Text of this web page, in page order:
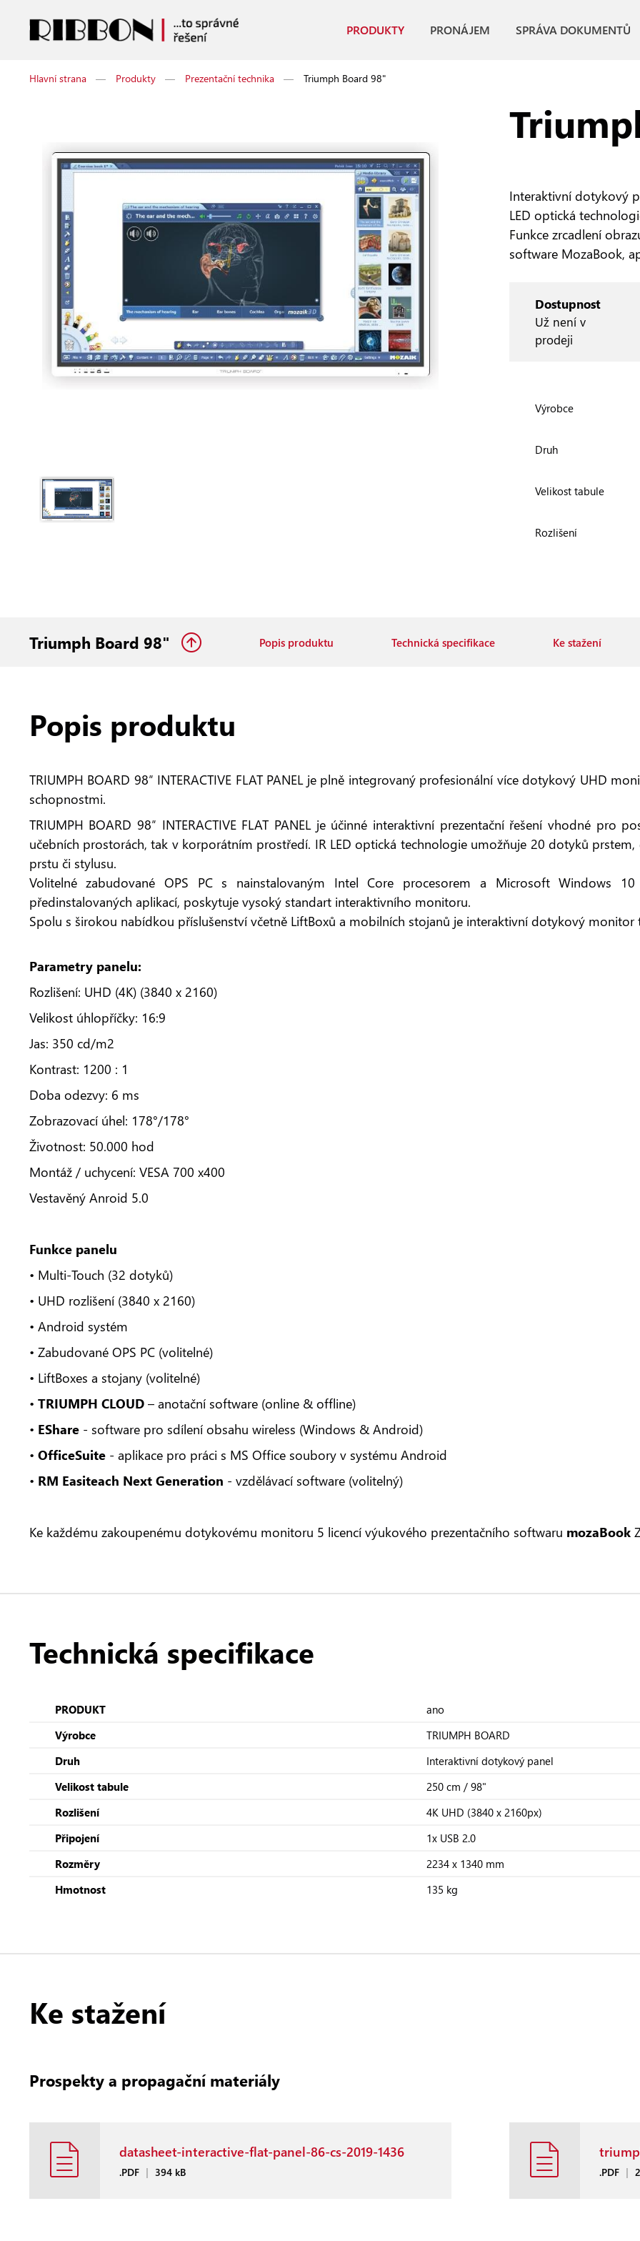
PRODUKTY PRONÁJEM SPRÁVA DOKUMENTŮ
Hlavní strana — Produkty — Prezentační technika — Triumph Board 98"
Interaktivní dotykový
LED optická
Funkce zrcadlení
software MozaBook,
Dostupnost
Už není v
prodeji
Výrobce
Druh
Velikost tabule
Rozlišení
Triumph Board 98" Popis produktu Technická specifikace Ke stažení
Popis produktu
TRIUMPH BOARD 98″ INTERACTIVE FLAT PANEL je plně integrovaný profesionální více dotykový UHD
schopnostmi.
TRIUMPH BOARD 98″ INTERACTIVE FLAT PANEL je účinné interaktivní prezentační řešení vhodné pro
učebních prostorách, tak v korporátním prostředí. IR LED optická technologie umožňuje 20 dotyků
prstu či stylusu.
Volitelné zabudované OPS PC s nainstalovaným Intel Core procesorem a Microsoft Windows
předinstalovaných aplikací, poskytuje vysoký standart interaktivního monitoru.
Spolu s širokou nabídkou příslušenství včetně LiftBoxů a mobilních stojanů je interaktivní dotykový
Parametry panelu:
Rozlišení: UHD (4K) (3840 x 2160)
Velikost úhlopříčky: 16:9
Jas: 350 cd/m2
Kontrast: 1200 : 1
Doba odezvy: 6 ms
Zobrazovací úhel: 178°/178°
Životnost: 50.000 hod
Montáž / uchycení: VESA 700 x400
Vestavěný Anroid 5.0
Funkce panelu
• Multi-Touch (32 dotyků)
• UHD rozlišení (3840 x 2160)
• Android systém
• Zabudované OPS PC (volitelné)
• LiftBoxes a stojany (volitelné)
• TRIUMPH CLOUD– anotační software (online & offline)
• EShare - software pro sdílení obsahu wireless (Windows & Android)
• OfficeSuite- aplikace pro práci s MS Office soubory v systému Android
• RM Easiteach Next Generation - vzdělávací software (volitelný)
Ke každému zakoupenému dotykovému monitoru 5 licencí výukového prezentačního softwaru mozaBook
Technická specifikace
PRODUKT
ano
Výrobce
TRIUMPH BOARD
Druh
Interaktivní dotykový panel
Velikost tabule
250 cm / 98"
Rozlišení
4K UHD (3840 x 2160px)
Připojení
1x USB 2.0
Rozměry
2234 x 1340 mm
Hmotnost
135 kg
Ke stažení
Prospekty a propagační materiály
datasheet-interactive-flat-panel-86-cs-2019-1436
.PDF | 394 kB .PDF |